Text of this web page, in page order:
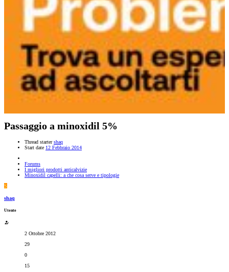
Passaggio a minoxidil 5%
Thread starter shaq
Start date 12 Febbraio 2014
Forums
I migliori prodotti anticalvizie
Minoxidil capelli: a che cosa serve e tipologie
S
shaq
Utente
2 Ottobre 2012
29
0
15